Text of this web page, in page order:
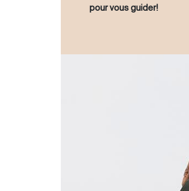
pour vous guider!